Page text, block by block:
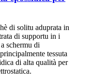
di solitu aduprata in
di supportu in i
schermu di
tessuta
di alta qualità per